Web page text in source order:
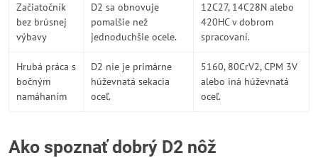
Začiatočník
bez brúsnej
výbavy
D2 sa obnovuje
pomalšie než
jednoduchšie ocele.
12C27, 14C28N alebo
420HC v dobrom
spracovaní.
Hrubá práca s
bočným
namáhaním
D2 nie je primárne
húževnatá sekacia
oceľ.
5160, 80CrV2, CPM 3V
alebo iná húževnatá
oceľ.
Ako spoznať dobrý D2 nôž